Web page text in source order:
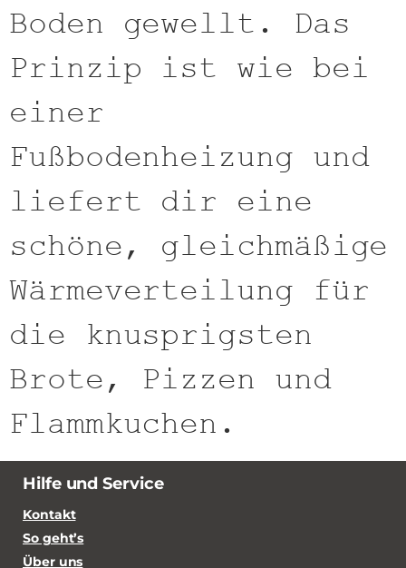
Boden gewellt. Das
Prinzip ist wie bei
einer
Fußbodenheizung und
liefert dir eine
schöne, gleichmäßige
Wärmeverteilung für
die knusprigsten
Brote, Pizzen und
Flammkuchen.
Hilfe und Service
Kontakt
So geht’s
Über uns